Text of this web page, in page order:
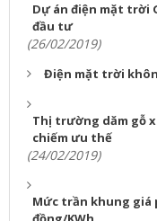
Dự án điện mặt trời
đầu tư
(26/02/2019)
Điện mặt trời
Thị trường dăm gỗ
chiếm ưu thế
(24/02/2019)
Mức trần khung giá